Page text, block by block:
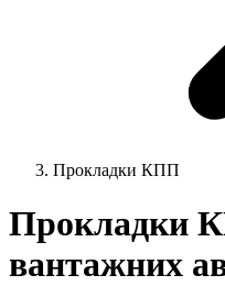
Прокладки КПП
Прокладки
вантажних